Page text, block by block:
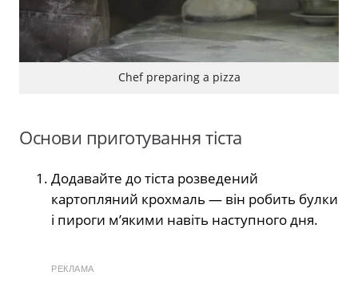
Chef preparing a pizza
Основи приготування тіста
Додавайте до тіста розведений
картопляний крохмаль — він робить булки
і пироги м’якими навіть наступного дня.
РЕКЛАМА